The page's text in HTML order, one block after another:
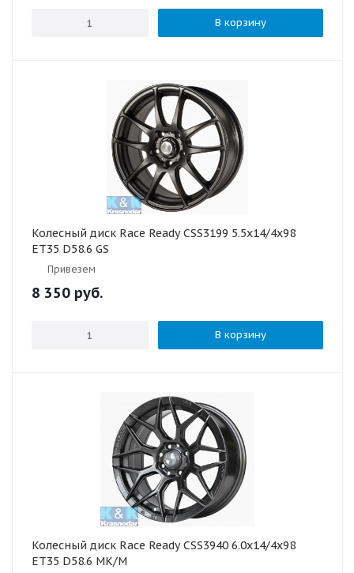
В корзину
Колесный диск Race Ready CSS3199 5.5x14/4x98
ET35 D58.6 GS
Привезем
8 350 руб.
В корзину
Колесный диск Race Ready CSS3940 6.0x14/4x98
ET35 D58.6 МК/М